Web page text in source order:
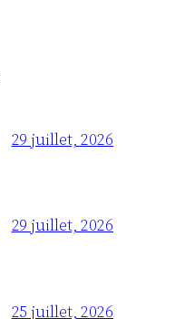
29 juillet, 2026
29 juillet, 2026
25 juillet, 2026